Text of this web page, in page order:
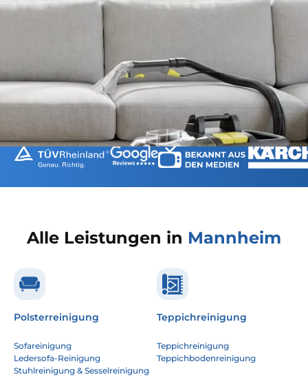
Alle Leistungen in Mannheim
Polsterreinigung
Sofareinigung
Ledersofa-Reinigung
Stuhlreinigung & Sesselreinigung
Teppichreinigung
Teppichreinigung
Teppichbodenreinigung